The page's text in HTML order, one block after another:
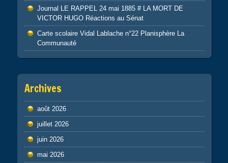
Journal LE RAPPEL 24 mai 1885 # LA MORT DE
VICTOR HUGO Réactions au Sénat
Carte scolaire Vidal Lablache n°22 Planisphère La
Communauté
Archives
août 2026
juillet 2026
juin 2026
mai 2026